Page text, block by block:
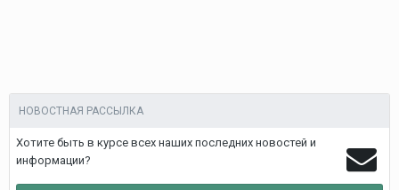
НОВОСТНАЯ РАССЫЛКА
Хотите быть в курсе всех наших последних новостей и
информации?